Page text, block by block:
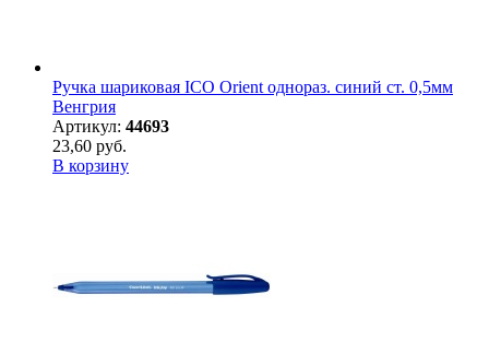
Ручка шариковая ICO Orient однораз. синий ст. 0,5мм
Венгрия
Артикул: 44693
23,60 руб.
В корзину